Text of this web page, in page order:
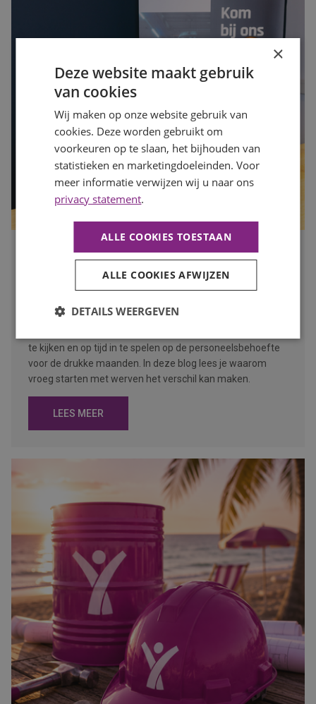
Na de zomervakantie komt de arbeidsmarkt weer volop in
te kijken en op tijd in te spelen op de personeelsbehoefte
voor de drukke maanden. In deze blog lees je waarom
vroeg starten met werven het verschil kan maken.
LEES MEER
×
Deze website maakt gebruik
van cookies
Wij maken op onze website gebruik van
cookies. Deze worden gebruikt om
voorkeuren op te slaan, het bijhouden van
statistieken en marketingdoeleinden. Voor
meer informatie verwijzen wij u naar ons
privacy statement.
ALLE COOKIES TOESTAAN
ALLE COOKIES AFWIJZEN
DETAILS WEERGEVEN